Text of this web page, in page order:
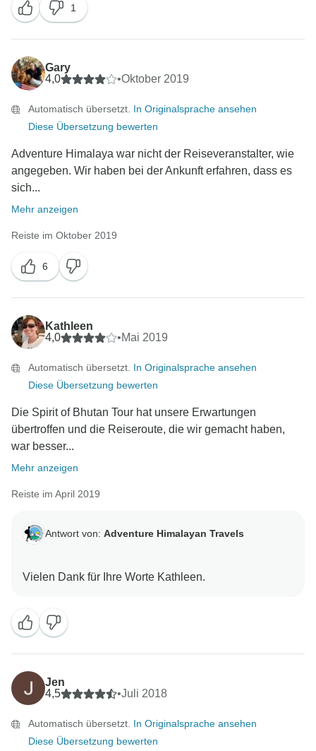
1
Gary
4,0
•Oktober 2019
Automatisch übersetzt. In Originalsprache ansehen
Diese Übersetzung bewerten
Adventure Himalaya war nicht der Reiseveranstalter, wie
angegeben. Wir haben bei der Ankunft erfahren, dass es
sich...
Mehr anzeigen
Reiste im Oktober 2019
6
Kathleen
4,0
•Mai 2019
Automatisch übersetzt. In Originalsprache ansehen
Diese Übersetzung bewerten
Die Spirit of Bhutan Tour hat unsere Erwartungen
übertroffen und die Reiseroute, die wir gemacht haben,
war besser...
Mehr anzeigen
Reiste im April 2019
Antwort von: Adventure Himalayan Travels
Jen
4,5
•Juli 2018
Automatisch übersetzt. In Originalsprache ansehen
Diese Übersetzung bewerten